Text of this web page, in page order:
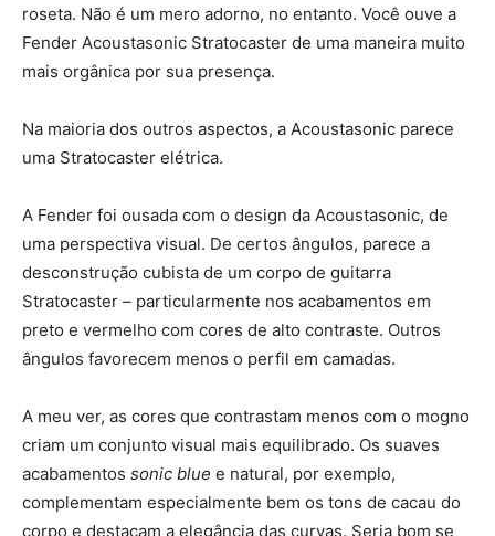
roseta. Não é um mero adorno, no entanto. Você ouve a
Fender Acoustasonic Stratocaster de uma maneira muito
mais orgânica por sua presença.
Na maioria dos outros aspectos, a Acoustasonic parece
uma Stratocaster elétrica.
A Fender foi ousada com o design da Acoustasonic, de
uma perspectiva visual. De certos ângulos, parece a
desconstrução cubista de um corpo de guitarra
Stratocaster – particularmente nos acabamentos em
preto e vermelho com cores de alto contraste. Outros
ângulos favorecem menos o perfil em camadas.
A meu ver, as cores que contrastam menos com o mogno
criam um conjunto visual mais equilibrado. Os suaves
acabamentos sonic blue e natural, por exemplo,
complementam especialmente bem os tons de cacau do
corpo e destacam a elegância das curvas. Seria bom se